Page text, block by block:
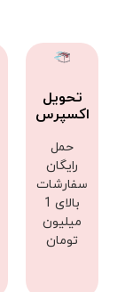
تحویل
اکسپرس
حمل
رایگان
سفارشات
بالای 1
میلیون
تومان